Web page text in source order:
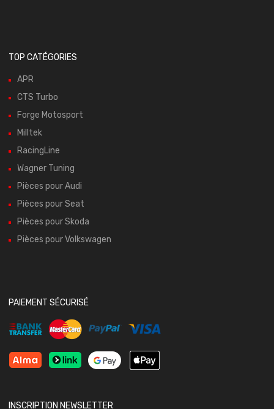
TOP CATÉGORIES
APR
CTS Turbo
Forge Motosport
Milltek
RacingLine
Wagner Tuning
Pièces pour Audi
Pièces pour Seat
Pièces pour Skoda
Pièces pour Volkswagen
PAIEMENT SÉCURISÉ
INSCRIPTION NEWSLETTER